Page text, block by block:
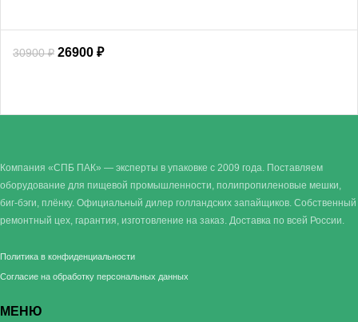
30900₽ 26900 ₽
Компания «СПБ ПАК» — эксперты в упаковке с 2009 года. Поставляем
оборудование для пищевой промышленности, полипропиленовые мешки,
биг-бэги, плёнку. Официальный дилер голландских запайщиков. Собственный
ремонтный цех, гарантия, изготовление на заказ. Доставка по всей России.
Политика в конфиденциальности
Согласие на обработку персональных данных
МЕНЮ